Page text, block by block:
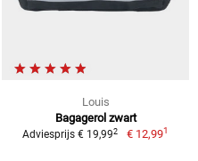
Louis
Bagagerol zwart
Adviesprijs € 19,992 € 12,991